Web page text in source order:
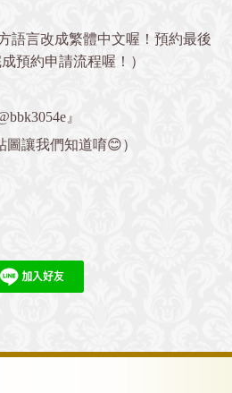
語言改成繁體中文喔！預約最後
預約申請流程喔！）
』
讓我們知道唷😊）